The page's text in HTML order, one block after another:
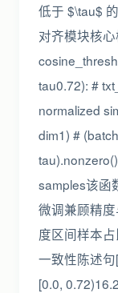
低于 $\tau$
对齐模块核
tau0.72): #
normalized
dim1) #
samples该函
微调兼顾精
度区间样本
一致性陈述
[0.0,